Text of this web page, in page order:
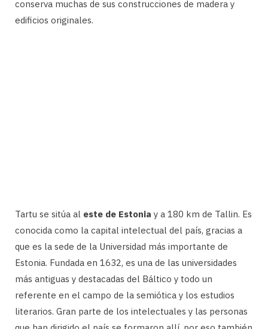
conserva muchas de sus construcciones de madera y
edificios originales.
Tartu se sitúa al este de Estonia y a 180 km de Tallin. Es
conocida como la capital intelectual del país, gracias a
que es la sede de la Universidad más importante de
Estonia. Fundada en 1632, es una de las universidades
más antiguas y destacadas del Báltico y todo un
referente en el campo de la semiótica y los estudios
literarios. Gran parte de los intelectuales y las personas